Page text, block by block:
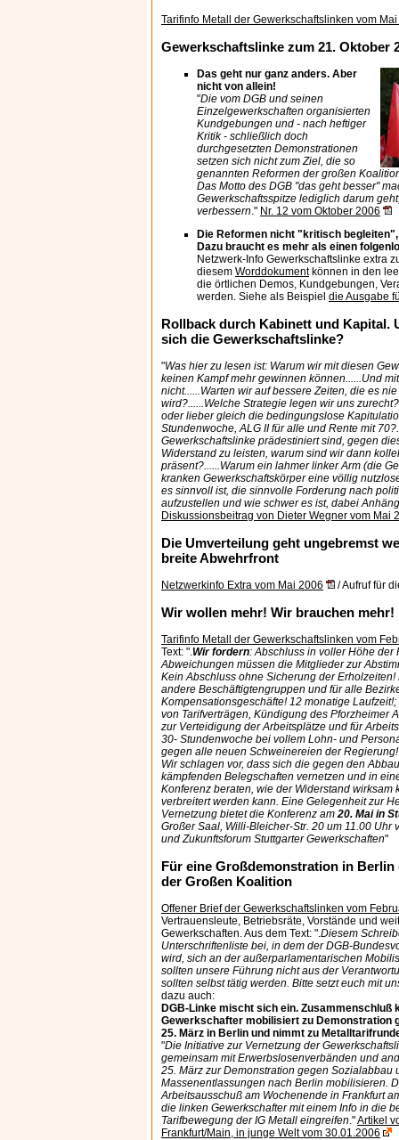
Tarifinfo Metall der Gewerkschaftslinken vom
Gewerkschaftslinke zum 21. Oktober
Das geht nur ganz anders. Aber
nicht von allein!
"Die vom DGB und seinen
Einzelgewerkschaften organisierten
Kundgebungen und - nach heftiger
Kritik - schließlich doch
durchgesetzten Demonstrationen
setzen sich nicht zum Ziel, die so
genannten Reformen der großen
Das Motto des DGB "das geht besser"
Gewerkschaftsspitze lediglich darum
verbessern." Nr. 12 vom Oktober 2006
Die Reformen nicht "kritisch
Dazu braucht es mehr als einen
Netzwerk-Info Gewerkschaftslinke extra
diesem Worddokumentkönnen in den
die örtlichen Demos, Kundgebungen,
werden. Siehe als Beispiel die Ausgabe
Rollback durch Kabinett und Kapital.
sich die Gewerkschaftslinke?
"Was hier zu lesen ist: Warum wir mit diesen
keinen Kampf mehr gewinnen können......Und
nicht......Warten wir auf bessere Zeiten, die es
wird?......Welche Strategie legen wir uns
oder lieber gleich die bedingungslose
Stundenwoche, ALG II für alle und Rente mit
Gewerkschaftslinke prädestiniert sind, gegen
Widerstand zu leisten, warum sind wir dann
präsent?......Warum ein lahmer linker Arm (die
kranken Gewerkschaftskörper eine völlig
es sinnvoll ist, die sinnvolle Forderung nach
aufzustellen und wie schwer es ist, dabei
Diskussionsbeitrag von Dieter Wegner vom Mai
Die Umverteilung geht ungebremst
breite Abwehrfront
Netzwerkinfo Extra vom Mai 2006 / Aufruf für
Wir wollen mehr! Wir brauchen mehr!
Tarifinfo Metall der Gewerkschaftslinken vom
Text: ".Wir fordern: Abschluss in voller Höhe der
Abweichungen müssen die Mitglieder zur
Kein Abschluss ohne Sicherung der
andere Beschäftigtengruppen und für alle
Kompensationsgeschäfte! 12 monatige
von Tarifverträgen, Kündigung des Pforzheimer
zur Verteidigung der Arbeitsplätze und für
30- Stundenwoche bei vollem Lohn- und
gegen alle neuen Schweinereien der Regierung!
Wir schlagen vor, dass sich die gegen den
kämpfenden Belegschaften vernetzen und in
Konferenz beraten, wie der Widerstand wirksam
verbreitert werden kann. Eine Gelegenheit zur
Vernetzung bietet die Konferenz am20. Mai in
Großer Saal, Willi-Bleicher-Str. 20 um 11.00 Uhr
und Zukunftsforum Stuttgarter Gewerkschaften"
Für eine Großdemonstration in Berlin
der Großen Koalition
Offener Brief der Gewerkschaftslinken vom
Vertrauensleute, Betriebsräte, Vorstände und
Gewerkschaften. Aus dem Text: ".Diesem
Unterschriftenliste bei, in dem der DGB-
wird, sich an der außerparlamentarischen
sollten unsere Führung nicht aus der
sollten selbst tätig werden. Bitte setzt euch mit
dazu auch:
DGB-Linke mischt sich ein. Zusammenschluß
Gewerkschafter mobilisiert zu Demonstration
25. März in Berlin und nimmt zu
"Die Initiative zur Vernetzung der
gemeinsam mit Erwerbslosenverbänden und
25. März zur Demonstration gegen Sozialabbau
Massenentlassungen nach Berlin mobilisieren.
Arbeitsausschuß am Wochenende in Frankfurt
die linken Gewerkschafter mit einem Info in die
Tarifbewegung der IG Metall eingreifen."Artikel
Frankfurt/Main, in junge Welt vom 30.01.2006